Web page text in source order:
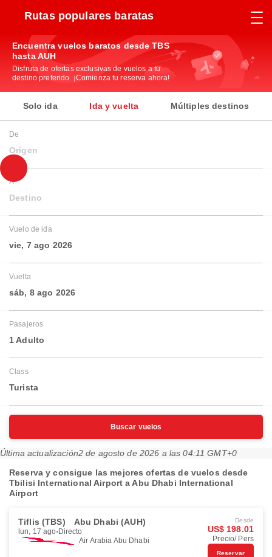
Rutas populares baratas
Encuentra vuelos baratos desde TBS
hasta AUH
Disfruta de ofertas exclusivas de vuelos a tu
destino preferido. ¡Comienza tu reserva ahora!
Solo ida Ida y vuelta Múltiples destinos
De
Origen
A
Destino
Vuelo de ida
vie, 7 ago 2026
Vuelta
sáb, 8 ago 2026
Pasajeros
1 Adulto
Class
Turista
Buscar vuelos
Última actualización2 de agosto de 2026 a las 04:11 GMT+0
Reserva y consigue las mejores ofertas de vuelos desde
Tbilisi International Airport a Abu Dhabi International
Airport
Tiflis (TBS) Abu Dhabi (AUH)
lun, 17 ago Directo
Air Arabia Abu Dhabi
Desde
US$ 198.01
Precio/ Pers
Reservar